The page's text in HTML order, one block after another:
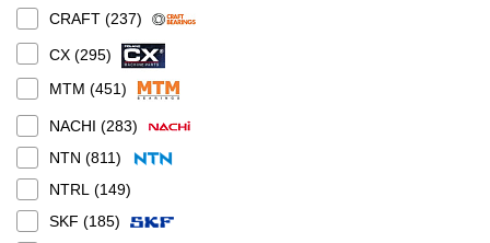
CRAFT (237)
CX (295)
MTM (451)
NACHI (283)
NTN (811)
NTRL (149)
SKF (185)